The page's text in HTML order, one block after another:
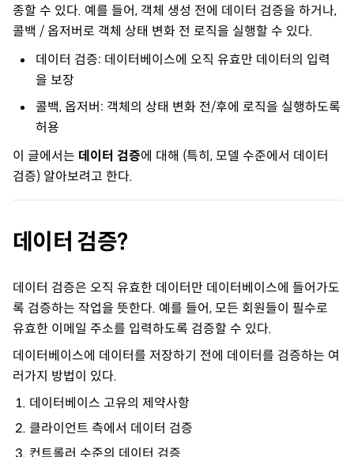
종할 수 있다. 예를 들어, 객체 생성 전에 데이터 검증을 하거나,
콜백 / 옵저버로 객체 상태 변화 전 로직을 실행할 수 있다.
데이터 검증: 데이터베이스에 오직 유효만 데이터의 입력
을 보장
콜백, 옵저버: 객체의 상태 변화 전/후에 로직을 실행하도록
허용
이 글에서는 데이터 검증에 대해 (특히, 모델 수준에서 데이터
검증) 알아보려고 한다.
데이터 검증?
데이터 검증은 오직 유효한 데이터만 데이터베이스에 들어가도
록 검증하는 작업을 뜻한다. 예를 들어, 모든 회원들이 필수로
유효한 이메일 주소를 입력하도록 검증할 수 있다.
데이터베이스에 데이터를 저장하기 전에 데이터를 검증하는 여
러가지 방법이 있다.
데이터베이스 고유의 제약사항
클라이언트 측에서 데이터 검증
컨트롤러 수준의 데이터 검증